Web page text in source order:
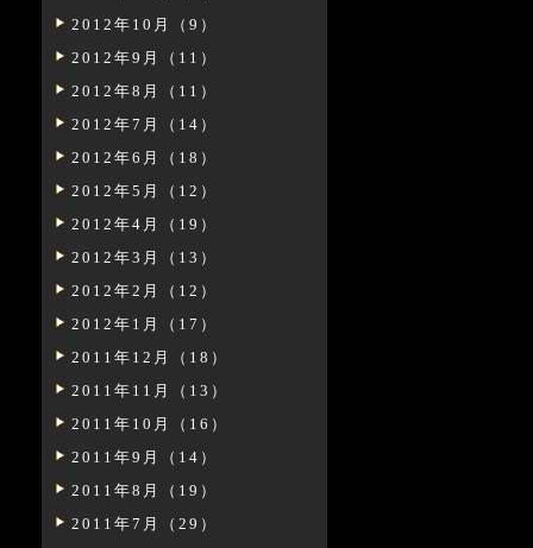
2012年10月（9）
2012年9月（11）
2012年8月（11）
2012年7月（14）
2012年6月（18）
2012年5月（12）
2012年4月（19）
2012年3月（13）
2012年2月（12）
2012年1月（17）
2011年12月（18）
2011年11月（13）
2011年10月（16）
2011年9月（14）
2011年8月（19）
2011年7月（29）